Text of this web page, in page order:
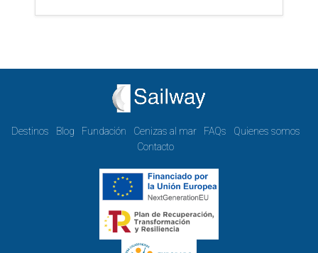
Destinos Blog Fundación Cenizas al mar FAQs
Quienes somos
Contacto